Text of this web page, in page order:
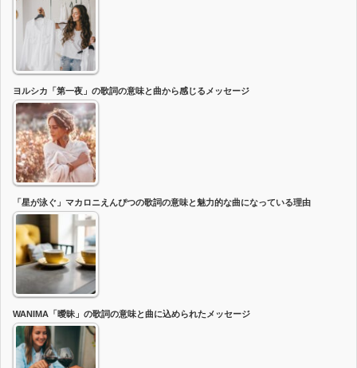
ヨルシカ「第一夜」の歌詞の意味と曲から感じるメッセージ
「星が泳ぐ」マカロニえんぴつの歌詞の意味と魅力的な曲になっている理由
WANIMA「曖昧」の歌詞の意味と曲に込められたメッセージ